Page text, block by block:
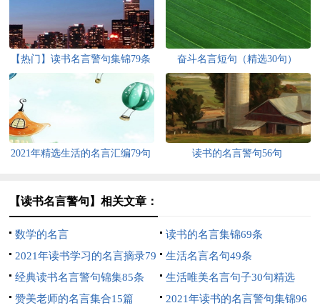
【热门】读书名言警句集锦79条 奋斗名言短句（精选30句）
2021年精选生活的名言汇编79句 读书的名言警句56句
【读书名言警句】相关文章：
数学的名言
读书的名言集锦69条
2021年读书学习的名言摘录79
句
生活名言名句49条
经典读书名言警句锦集85条
生活唯美名言句子30句精选
赞美老师的名言集合15篇
2021年读书的名言警句集锦96